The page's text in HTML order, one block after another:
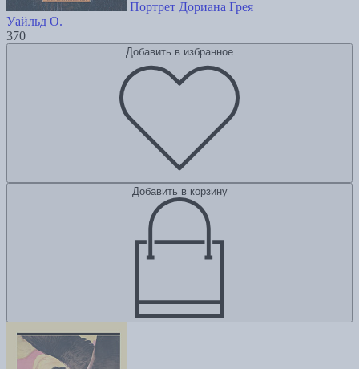
Портрет Дориана Грея
Уайльд О.
370
Добавить в избранное
Добавить в корзину